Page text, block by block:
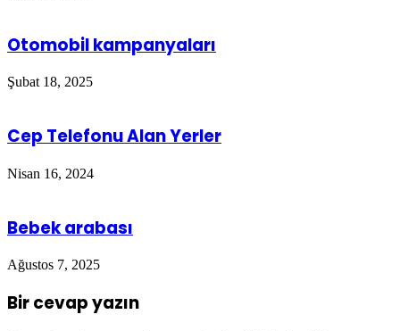
Otomobil kampanyaları
Şubat 18, 2025
Cep Telefonu Alan Yerler
Nisan 16, 2024
Bebek arabası
Ağustos 7, 2025
Bir cevap yazın